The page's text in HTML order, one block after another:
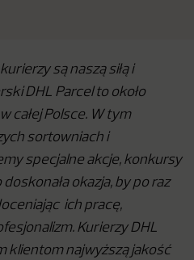
są naszą siłą i
DHL Parcel to około
całej Polsce. W tym
sortowniach i
specjalne akcje, konkursy
okazja, by po raz
ich pracę,
Kurierzy DHL
klientom najwyższą jakość